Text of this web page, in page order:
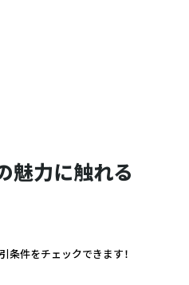
魅力に触れる
条件をチェックできます！